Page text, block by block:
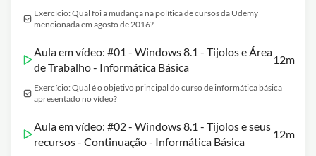
Exercício: Qual foi a mudança na política de cursos da Udemy
mencionada em agosto de 2016?
Aula em vídeo: #01 - Windows 8.1 - Tijolos e Área
de Trabalho - Informática Básica
12m
Exercício: Qual é o objetivo principal do curso de informática básica
apresentado no vídeo?
Aula em vídeo: #02 - Windows 8.1 - Tijolos e seus
recursos - Continuação - Informática Básica
12m